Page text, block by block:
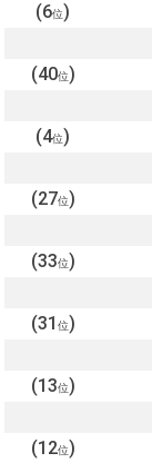
(6位)
(40位)
(4位)
(27位)
(33位)
(31 位)
(13位)
(12位)